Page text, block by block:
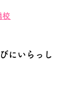
校
にいらっし